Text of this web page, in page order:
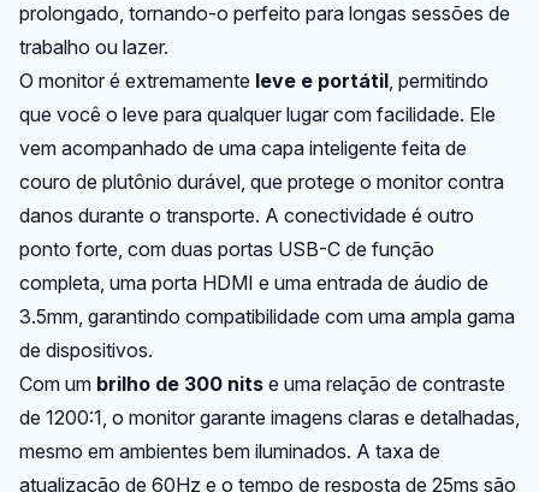
prolongado, tornando-o perfeito para longas sessões de
trabalho ou lazer.
O monitor é extremamente leve e portátil, permitindo
que você o leve para qualquer lugar com facilidade. Ele
vem acompanhado de uma capa inteligente feita de
couro de plutônio durável, que protege o monitor contra
danos durante o transporte. A conectividade é outro
ponto forte, com duas portas USB-C de função
completa, uma porta HDMI e uma entrada de áudio de
3.5mm, garantindo compatibilidade com uma ampla gama
de dispositivos.
Com um brilho de 300 nits e uma relação de contraste
de 1200:1, o monitor garante imagens claras e detalhadas,
mesmo em ambientes bem iluminados. A taxa de
atualização de 60Hz e o tempo de resposta de 25ms são